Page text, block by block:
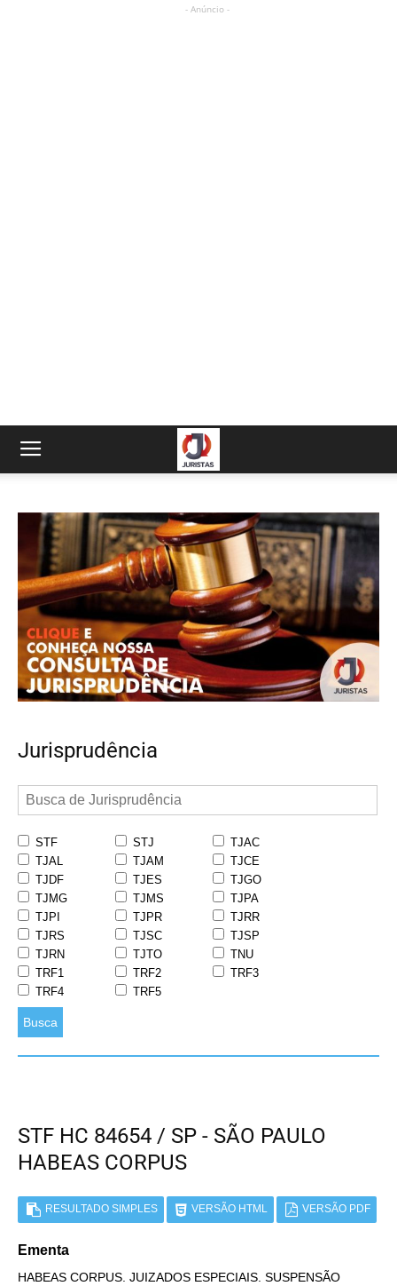
- Anúncio -
Jurisprudência
STF STJ
TJAC
TJAL
TJAM
TJCE
TJDF
TJES
TJGO
TJMG
TJMS
TJPA
TJPI
TJPR
TJRR
TJRS
TJSC
TJSP
TJRN
TJTO
TNU
TRF1
TRF2
TRF3
TRF4
TRF5
Busca
STF HC 84654 / SP - SÃO PAULO
HABEAS CORPUS
RESULTADO SIMPLES VERSÃO HTML VERSÃO PDF
Ementa
HABEAS CORPUS. JUIZADOS ESPECIAIS. SUSPENSÃO